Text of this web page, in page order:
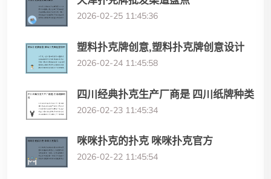
2026-02-25 11:45:36
塑料扑克牌创意,塑料扑克牌创意设计
2026-02-24 11:45:58
四川经典扑克生产厂商是 四川纸牌种类
2026-02-23 11:45:34
咪咪扑克的扑克 咪咪扑克官方
2026-02-22 11:45:54